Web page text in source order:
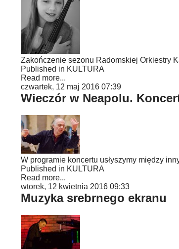
Zakończenie sezonu Radomskiej Orkiestry
Published in KULTURA
Read more...
czwartek, 12 maj 2016 07:39
Wieczór w Neapolu.
W programie koncertu usłyszymy między
Published in KULTURA
Read more...
wtorek, 12 kwietnia 2016 09:33
Muzyka srebrnego ekranu